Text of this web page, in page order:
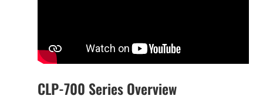
CLP-700 Series Overview